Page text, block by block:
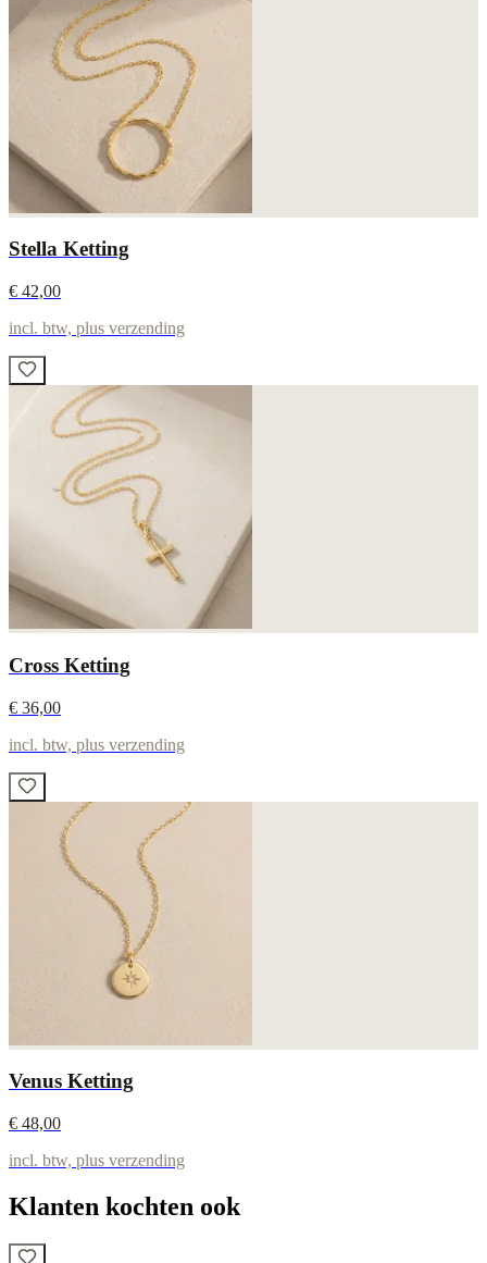
Stella Ketting
€ 42,00
incl. btw, plus verzending
Cross Ketting
€ 36,00
incl. btw, plus verzending
Venus Ketting
€ 48,00
incl. btw, plus verzending
Klanten kochten ook